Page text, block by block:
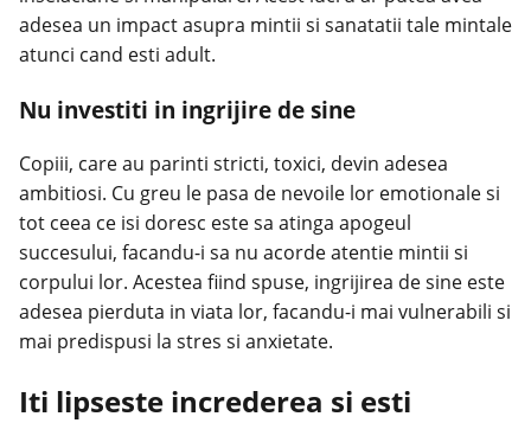
adesea un impact asupra mintii si sanatatii tale mintale
atunci cand esti adult.
Nu investiti in ingrijire de sine
Copiii, care au parinti stricti, toxici, devin adesea
ambitiosi. Cu greu le pasa de nevoile lor emotionale si
tot ceea ce isi doresc este sa atinga apogeul
succesului, facandu-i sa nu acorde atentie mintii si
corpului lor. Acestea fiind spuse, ingrijirea de sine este
adesea pierduta in viata lor, facandu-i mai vulnerabili si
mai predispusi la stres si anxietate.
Iti lipseste increderea si esti